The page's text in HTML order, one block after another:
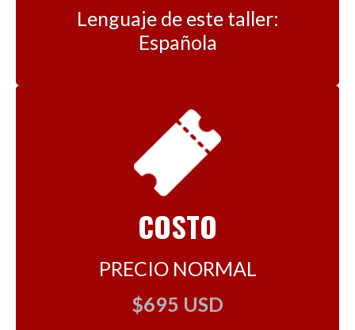
Lenguaje de este taller:
Española
COSTO
PRECIO NORMAL
$695 USD